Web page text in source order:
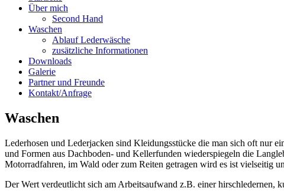
Über mich
Second Hand
Waschen
Ablauf Lederwäsche
zusätzliche Informationen
Downloads
Galerie
Partner und Freunde
Kontakt/Anfrage
Waschen
Lederhosen und Lederjacken sind Kleidungsstücke die man sich oft nur
und Formen aus Dachboden- und Kellerfunden wiederspiegeln die
Motorradfahren, im Wald oder zum Reiten getragen wird es ist vielseitig
Der Wert verdeutlicht sich am Arbeitsaufwand z.B. einer hirschledernen,